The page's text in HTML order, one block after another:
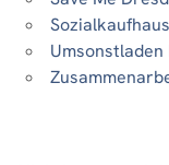
Sozialkaufhaus
Umsonstladen